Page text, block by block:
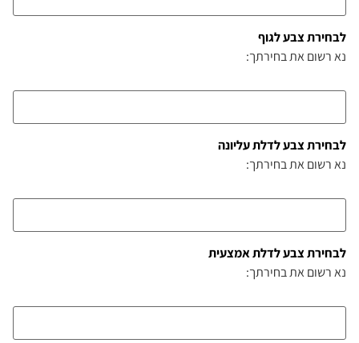
לבחירת צבע לגוף
נא רשום את בחירתך:
לבחירת צבע לדלת עליונה
נא רשום את בחירתך:
לבחירת צבע לדלת אמצעית
נא רשום את בחירתך: